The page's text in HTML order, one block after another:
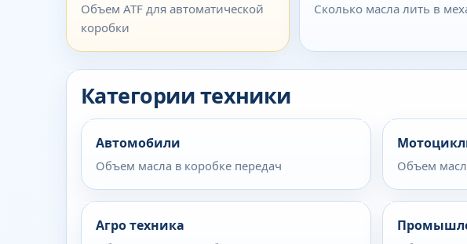
Объем ATF для автоматической
коробки
Сколько масла лить в
Категории техники
Автомобили
Объем масла в коробке передач Объем
Агро техника